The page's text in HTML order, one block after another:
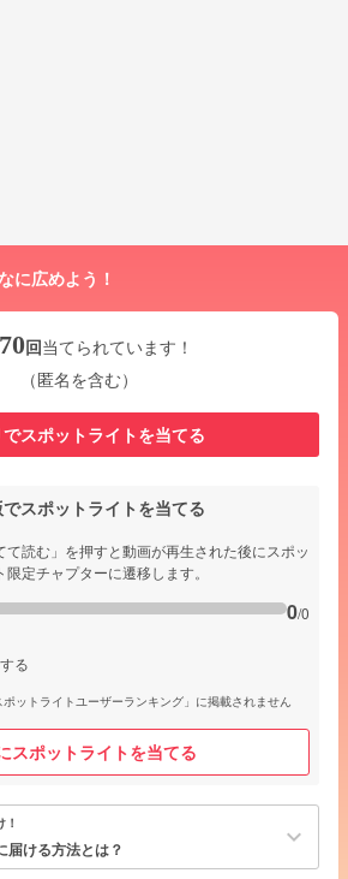
に広めよう！
70回当てられています！
（匿名を含む）
スポットライトを当てる
スポットライトを当てる
て読む」を押すと動画が再生された後にスポッ
限定チャプターに遷移します。
0/0
る
ットライトユーザーランキング」に掲載されません
スポットライトを当てる
届ける方法とは？ keyboard_arrow_down